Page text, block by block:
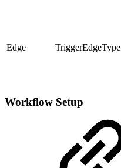
Edge TriggerEdgeType
Workflow Setup